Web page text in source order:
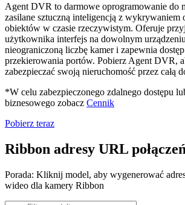
Agent DVR to darmowe oprogramowanie do
zasilane sztuczną inteligencją z wykrywaniem
obiektów w czasie rzeczywistym. Oferuje
użytkownika interfejs na dowolnym
nieograniczoną liczbę kamer i zapewnia
przekierowania portów. Pobierz Agent DVR,
zabezpieczać swoją nieruchomość przez całą
*W celu zabezpieczonego zdalnego dostępu
biznesowego zobacz Cennik
Pobierz teraz
Ribbon adresy URL połączeń
Porada: Kliknij model, aby wygenerować
wideo dla kamery Ribbon